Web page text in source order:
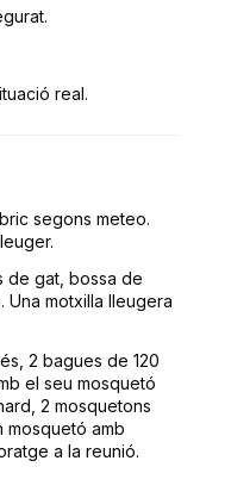
real.
segons meteo.
de gat, bossa de
Una motxilla lleugera
2 bagues de 120
el seu mosquetó
2 mosquetons
mosquetó amb
a la reunió.